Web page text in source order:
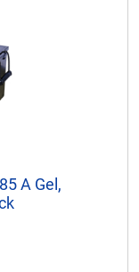
A Gel,